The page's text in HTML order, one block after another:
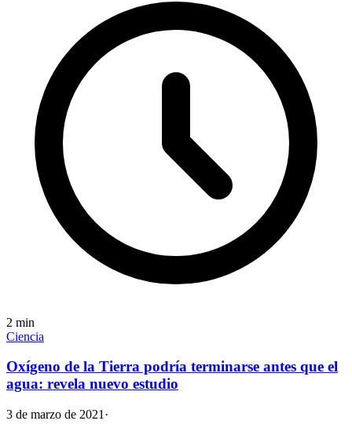
2 min
Ciencia
Oxígeno de la Tierra podría terminarse antes que el
agua: revela nuevo estudio
3 de marzo de 2021 ·